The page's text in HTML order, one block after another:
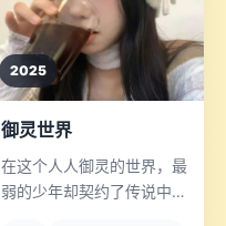
2025
御灵世界
在这个人人御灵的世界，最
弱的少年却契约了传说中的